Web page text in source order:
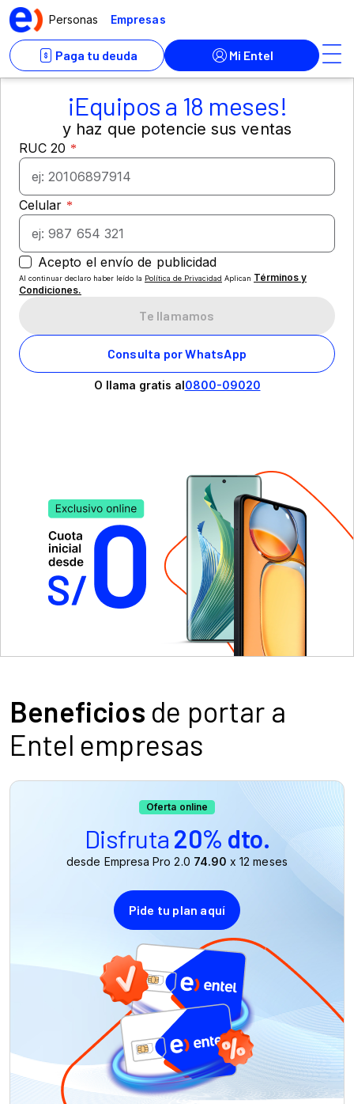
¡Equipos a 18 meses!
y haz que potencie sus ventas
Al continuar declaro haber leído la Política de Privacidad Aplican Términos y
Condiciones.
O llama gratis al0800-09020